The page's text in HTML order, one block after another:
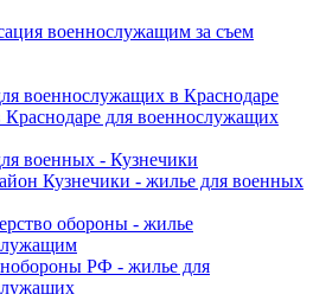
военнослужащим за съем
военнослужащих в Краснодаре
для военнослужащих
военных - Кузнечики
Кузнечики - жилье для военных
обороны - жилье
РФ - жилье для